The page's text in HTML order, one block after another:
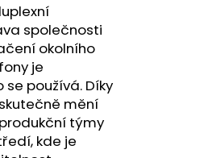
společnosti
okolního
je
používá. Díky
mění
týmy
kde je